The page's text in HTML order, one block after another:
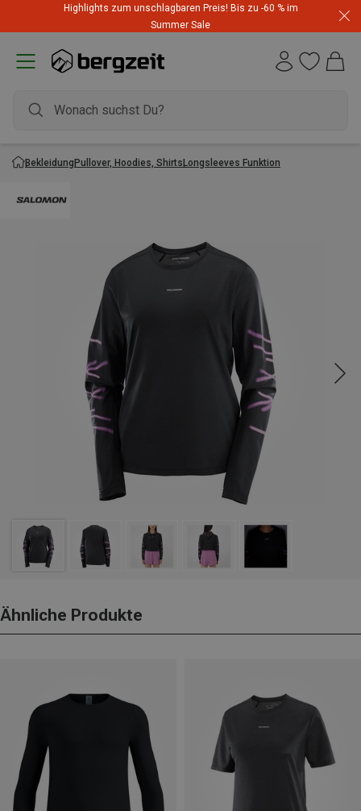
Highlights zum unschlagbaren Preis! Bis zu -60 % im
Summer Sale
BekleidungPullover, Hoodies, ShirtsLongsleeves Funktion
Ähnliche Produkte